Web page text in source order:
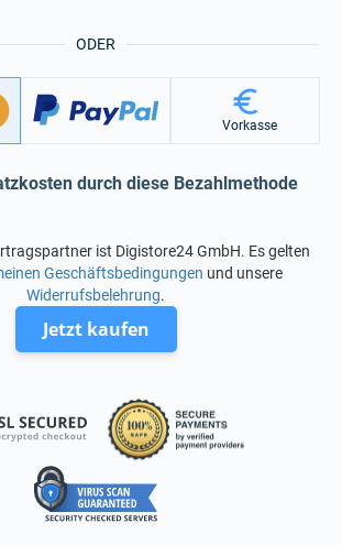
ODER
Vorkasse
durch diese Bezahlmethode
ist Digistore24 GmbH. Es gelten
Geschäftsbedingungen und unsere
Widerrufsbelehrung.
Jetzt kaufen